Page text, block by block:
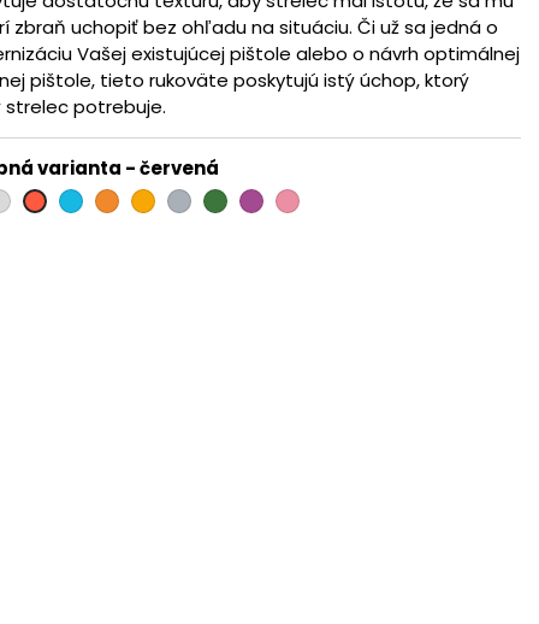
zbraň uchopiť bez ohľadu na situáciu. Či už sa jedná o
Vašej existujúcej pištole alebo o návrh optimálnej
pištole, tieto rukoväte poskytujú istý úchop, ktorý
strelec potrebuje.
varianta -červená
červená
modráoranžová
zlatátitánzelenáfialováružová